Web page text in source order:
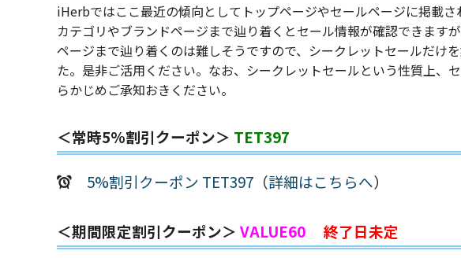
iHerbではここ最近の傾向としてトップページやセールページに掲載
カテゴリやブランドページまで辿り着くとセール情報が確認できます
ページまで辿り着くのは難しそうですので、シークレットセールだけ
た。是非ご活用ください。なお、シークレットセールという性質上、
らかじめご承知おきください。
＜常時5%割引クーポン＞ TET397
5%割引クーポン TET397 （詳細はこちらへ）
＜期間限定割引クーポン＞ VALUE60 終了日未定